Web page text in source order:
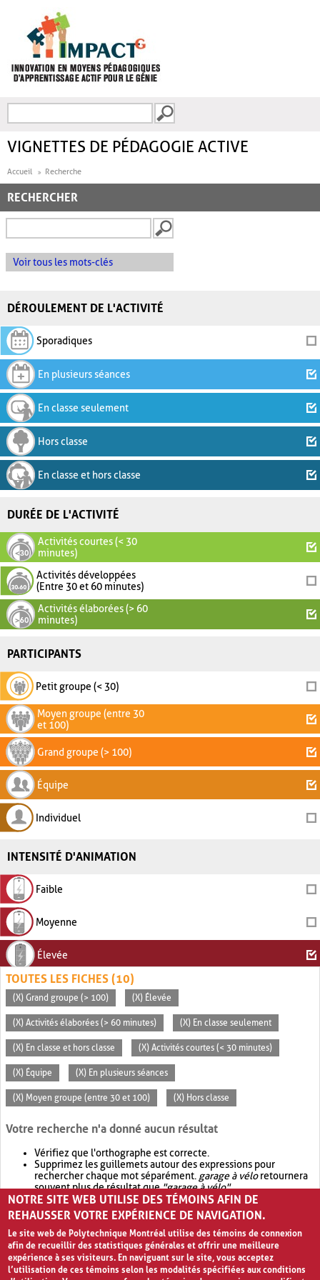
FORMULAIRE DE
VIGNETTES DE PÉDAGOGIE ACTIVE
Accueil Recherche
RECHERCHER
Voir tous les mots-clés
DÉROULEMENT DE L'ACTIVITÉ
Sporadiques
En plusieurs séances
En classe seulement
Hors classe
En classe et hors classe
DURÉE DE L'ACTIVITÉ
Activités courtes (< 30
minutes)
Activités développées
(Entre 30 et 60 minutes)
Activités élaborées (> 60
minutes)
PARTICIPANTS
Petit groupe (< 30)
Moyen groupe (entre 30
et 100)
Grand groupe (> 100)
Équipe
Individuel
INTENSITÉ D'ANIMATION
Faible
Moyenne
Élevée
TOUTES LES FICHES (10)
(X) Grand groupe (> 100) (X) Élevée
(X) Activités élaborées (> 60 minutes) (X) En classe seulement
(X) En classe et hors classe (X) Activités courtes (< 30 minutes)
(X) Équipe (X) En plusieurs séances
(X) Moyen groupe (entre 30 et 100) (X) Hors classe
Votre recherche n'a donné aucun résultat
Vérifiez que l'orthographe est correcte.
Supprimez les guillemets autour des expressions pour
rechercher chaque mot séparément. garage à véloretournera
souvent plus de résultat que"garage à vélo".
Envisagez d'élargir votre recherche avec OR.garage OR vélo
retournera souvent plus de résultat quegarage à vélo
NOTRE SITE WEB UTILISE DES TÉMOINS AFIN DE
REHAUSSER VOTRE EXPÉRIENCE DE NAVIGATION.
Le site web de Polytechnique Montréal utilise des témoins de connexion
afin de recueillir des statistiques générales et offrir une meilleure
expérience à ses visiteurs. En naviguant sur le site, vous acceptez
l’utilisation de ces témoins selon les modalités spécifiées aux conditions